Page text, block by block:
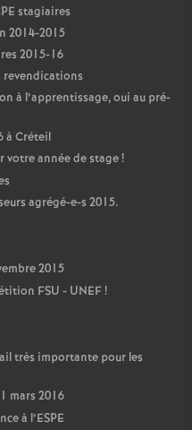
stagiaires
2014-2015
2015-16
revendications
à l’apprentissage, oui au pré-
à Créteil
votre année de stage!
agrégé-e-s 2015.
2015
FSU - UNEF!
très importante pour les
mars 2016
à l’ESPE